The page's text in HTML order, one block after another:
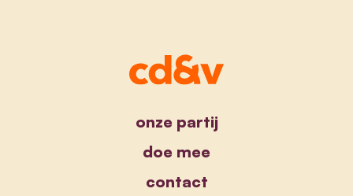
onze partij
doe mee
contact